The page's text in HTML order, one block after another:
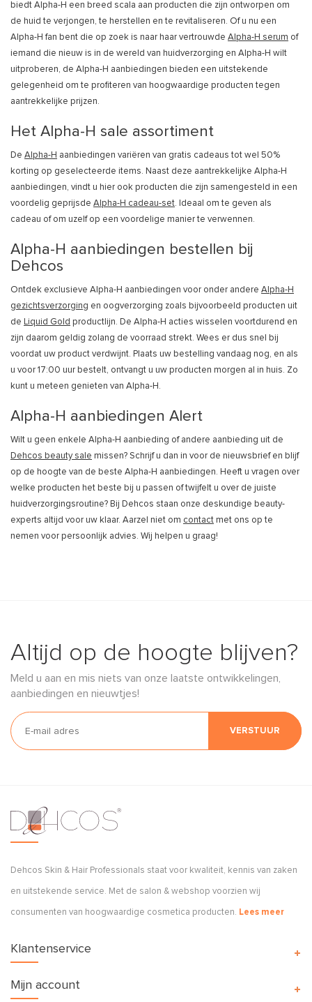
biedt Alpha-H een breed scala aan producten die zijn ontworpen om
de huid te verjongen, te herstellen en te revitaliseren. Of u nu een
Alpha-H fan bent die op zoek is naar haar vertrouwde Alpha-H serum of
iemand die nieuw is in de wereld van huidverzorging en Alpha-H wilt
uitproberen, de Alpha-H aanbiedingen bieden een uitstekende
gelegenheid om te profiteren van hoogwaardige producten tegen
aantrekkelijke prijzen.
Het Alpha-H sale assortiment
De Alpha-H aanbiedingen variëren van gratis cadeaus tot wel 50%
korting op geselecteerde items. Naast deze aantrekkelijke Alpha-H
aanbiedingen, vindt u hier ook producten die zijn samengesteld in een
voordelig geprijsde Alpha-H cadeau-set. Ideaal om te geven als
cadeau of om uzelf op een voordelige manier te verwennen.
Alpha-H aanbiedingen bestellen bij
Dehcos
Ontdek exclusieve Alpha-H aanbiedingen voor onder andere Alpha-H
gezichtsverzorging en oogverzorging zoals bijvoorbeeld producten uit
de Liquid Gold productlijn. De Alpha-H acties wisselen voortdurend en
zijn daarom geldig zolang de voorraad strekt. Wees er dus snel bij
voordat uw product verdwijnt. Plaats uw bestelling vandaag nog, en als
u voor 17:00 uur bestelt, ontvangt u uw producten morgen al in huis. Zo
kunt u meteen genieten van Alpha-H.
Alpha-H aanbiedingen Alert
Wilt u geen enkele Alpha-H aanbieding of andere aanbieding uit de
Dehcos beauty sale missen? Schrijf u dan in voor de nieuwsbrief en blijf
op de hoogte van de beste Alpha-H aanbiedingen. Heeft u vragen over
welke producten het beste bij u passen of twijfelt u over de juiste
huidverzorgingsroutine? Bij Dehcos staan onze deskundige beauty-
experts altijd voor uw klaar. Aarzel niet om contact met ons op te
nemen voor persoonlijk advies. Wij helpen u graag!
Altijd op de hoogte blijven?
Meld u aan en mis niets van onze laatste ontwikkelingen,
aanbiedingen en nieuwtjes!
VERSTUUR
Dehcos Skin & Hair Professionals staat voor kwaliteit, kennis van zaken
en uitstekende service. Met de salon & webshop voorzien wij
consumenten van hoogwaardige cosmetica producten. Lees meer
Klantenservice
Mijn account